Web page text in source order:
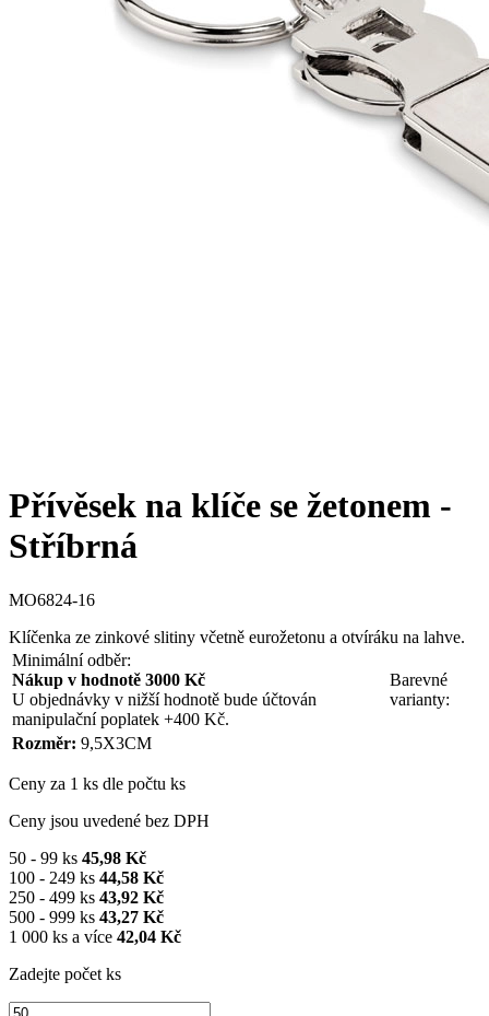
Přívěsek na klíče se žetonem -
Stříbrná
MO6824-16
Klíčenka ze zinkové slitiny včetně eurožetonu a otvíráku na lahve.
Minimální odběr:
Nákup v hodnotě 3000 Kč
U objednávky v nižší hodnotě bude účtován
manipulační poplatek +400 Kč.
Barevné
varianty:
Rozměr: 9,5X3CM
Ceny za 1 ks dle počtu ks
Ceny jsou uvedené bez DPH
50 - 99 ks 45,98 Kč
100 - 249 ks 44,58 Kč
250 - 499 ks 43,92 Kč
500 - 999 ks 43,27 Kč
1 000 ks a více 42,04 Kč
Zadejte počet ks